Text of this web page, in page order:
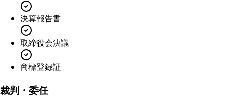
決算報告書
取締役会決議
商標登録証
裁判・委任